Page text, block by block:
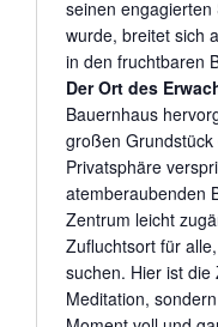
seinen
wurde, breitet sich
in den fruchtbaren
Der Ort des
Bauernhaus
großen
Privatsphäre
atemberaubenden
Zentrum leicht
Zufluchtsort für
suchen. Hier ist
Meditation,